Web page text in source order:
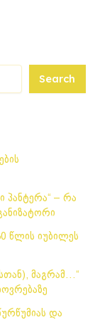
Search
პანტერა“ – რა
წლის იუბილეს
მაგრამ…“
და